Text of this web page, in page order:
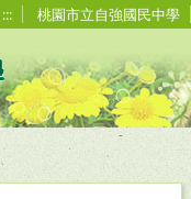
::: 桃園市立自強國民中學